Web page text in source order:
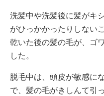
洗髪中や洗髪後に髪がキ
がひっかかったりしないこ
乾いた後の髪の毛が、ゴ
した。
脱毛中は、頭皮が敏感に
で、髪の毛がきしんて引